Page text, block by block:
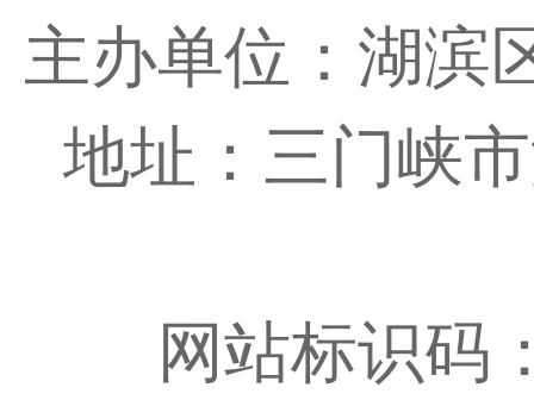
主办单位：湖滨
地址：三门峡
网站标识码